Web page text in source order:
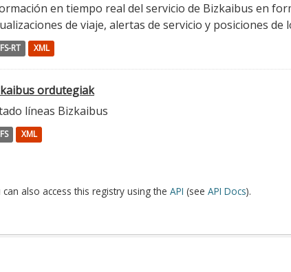
en tiempo real del servicio de Bizkaibus en
de viaje, alertas de servicio y posiciones de
RT XML
ordutegiak
líneas Bizkaibus
XML
can also access this registry using the API (see API Docs).